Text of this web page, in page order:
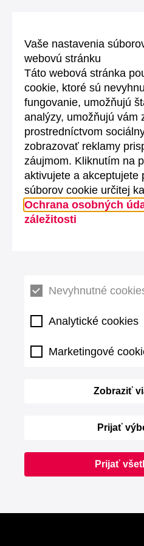
Vaše nastavenia
webovú stránku
Táto webová stránka
cookie, ktoré sú
fungovanie, umožňujú
analýzy, umožňujú vám
prostredníctvom
zobrazovať reklamy
záujmom. Kliknutím na
aktivujete a akceptujete
súborov cookie určitej
Ochrana osobných
záležitosti
Nevyhnutné
Analytické cookies
Marketingové
Zobraziť
Prijať
Prijať